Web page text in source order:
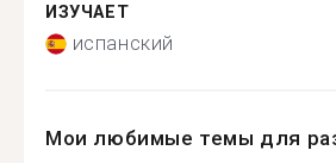
ИЗУЧАЕТ
испанский
Мои любимые темы для